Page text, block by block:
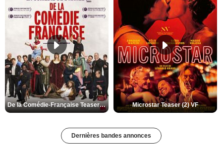
De la Comédie-Française Teaser (3) VF Microstar Teaser (2) VF
Dernières bandes annonces